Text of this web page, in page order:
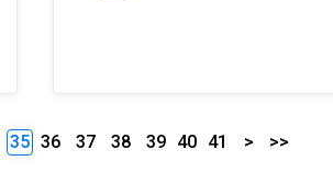
35 36 37 38 39 40 41 > >>